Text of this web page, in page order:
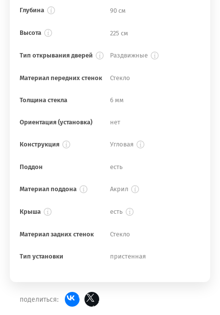
Глубина 90 см
Высота 225 см
Тип открывания дверей Раздвижные
Материал передних стенок Стекло
Толщина стекла 6 мм
Ориентация (установка) нет
Конструкция Угловая
Поддон есть
Материал поддона Акрил
Крыша есть
Материал задних стенок Стекло
Тип установки пристенная
поделиться: